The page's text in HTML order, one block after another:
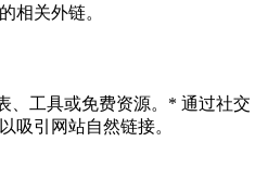
相关外链。
、工具或免费资源。* 通过社交
吸引网站自然链接。